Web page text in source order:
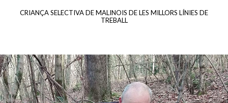
CRIANÇA SELECTIVA DE MALINOIS DE LES MILLORS LÍNIES DE
TREBALL